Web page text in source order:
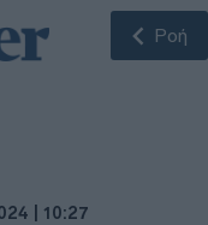
Ροή
| 10:27